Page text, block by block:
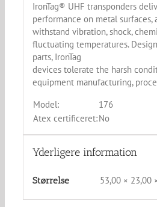
IronTag® UHF transponders
performance on metal
withstand vibration, shock,
fluctuating temperatures.
parts, IronTag
devices tolerate the harsh
equipment manufacturing,
Model:
176
Atex certificeret:No
Yderligere information
Størrelse 53,00 × 23,00